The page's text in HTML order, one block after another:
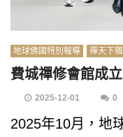
地球佛國特別報導 禪天下
費城禪修會館成
2025-12-01 0
2025年10月，地